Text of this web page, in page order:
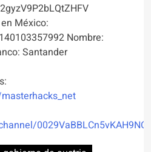
México:
Nombre:
Santander